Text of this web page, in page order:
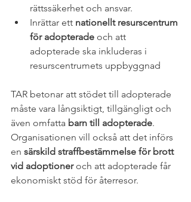
rättssäkerhet och ansvar.
Inrättar ett nationellt resurscentrum
för adopterade och att
adopterade ska inkluderas i
resurscentrumets uppbyggnad
TAR betonar att stödet till adopterade
måste vara långsiktigt, tillgängligt och
även omfatta barn till adopterade.
Organisationen vill också att det införs
en särskild straffbestämmelse för brott
vid adoptioner och att adopterade får
ekonomiskt stöd för återresor.